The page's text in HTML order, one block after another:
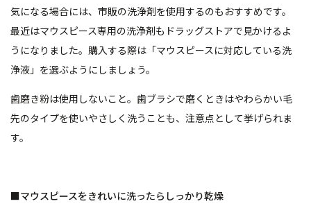
気になる場合には、市販の洗浄剤を使用するのもおすすめです。
最近はマウスピース専用の洗浄剤もドラッグストアで見かけるよ
うになりました。購入する際は「マウスピースに対応している洗
浄液」を選ぶようにしましょう。
歯磨き粉は使用しないこと。歯ブラシで磨くときはやわらかい毛
先のタイプを使いやさしく洗うことも、注意点として挙げられま
す。
■マウスピースをきれいに洗ったらしっかり乾燥